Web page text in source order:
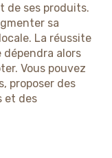
de ses produits.
sa
La réussite
alors
Vous pouvez
proposer des
et des